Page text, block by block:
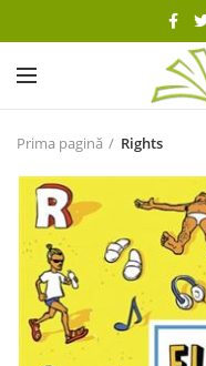
Prima pagină Rights